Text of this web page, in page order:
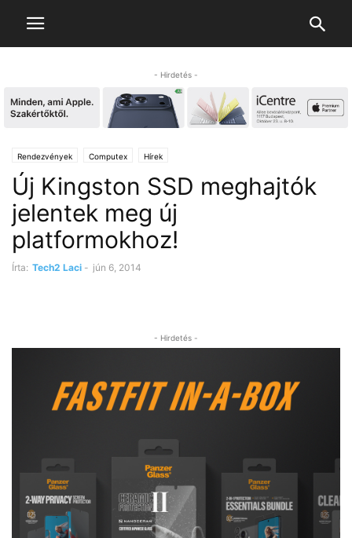
- Hirdetés -
Rendezvények Computex Hírek
Új Kingston SSD meghajtók
jelentek meg új
platformokhoz!
Írta: Tech2 Laci - jún 6, 2014
- Hirdetés -